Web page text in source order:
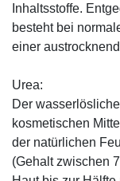
Inhaltsstoffe.
besteht bei
einer
Urea:
Der
kosmetischen
der natürlichen
(Gehalt zwischen